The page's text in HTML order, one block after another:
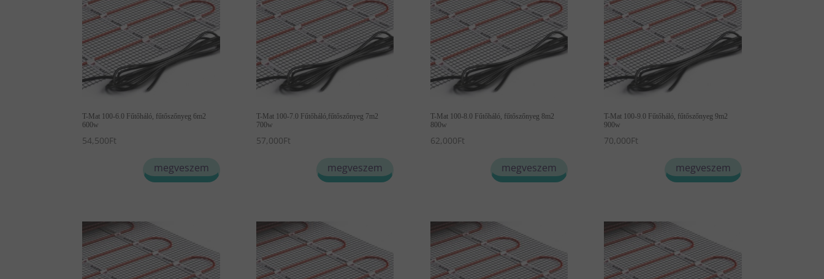
T-Mat 100-6.0 Fűtőháló, fűtőszőnyeg 6m2
600w
54,500Ft
megveszem
T-Mat 100-7.0 Fűtőháló,fűtőszőnyeg 7m2
700w
57,000Ft
megveszem
T-Mat 100-8.0 Fűtőháló, fűtőszőnyeg 8m2
800w
62,000Ft
megveszem
T-Mat 100-9.0 Fűtőháló, fűtőszőnyeg 9m2
900w
70,000Ft
megveszem